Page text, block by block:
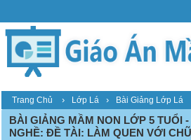
Trang Chủ › Lớp Lá › Bài Giảng Lớp Lá
BÀI GIẢNG MẦM NON LỚP 5 TUỔI
NGHỀ: ĐỀ TÀI: LÀM QUEN VỚI